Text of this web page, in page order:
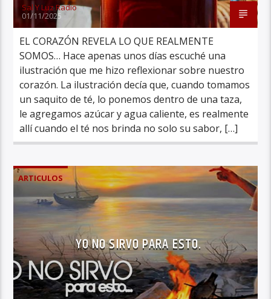
Sal Y Luz Radio
01/11/2025
EL CORAZÓN REVELA LO QUE REALMENTE
SOMOS… Hace apenas unos días escuché una
ilustración que me hizo reflexionar sobre nuestro
corazón. La ilustración decía que, cuando tomamos
un saquito de té, lo ponemos dentro de una taza,
le agregamos azúcar y agua caliente, es realmente
allí cuando el té nos brinda no solo su sabor, […]
ARTICULOS
YO NO SIRVO PARA ESTO.